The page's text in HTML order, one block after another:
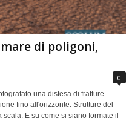
di poligoni,
0
una distesa di fratture
fino all'orizzonte. Strutture del
E su come si siano formate il